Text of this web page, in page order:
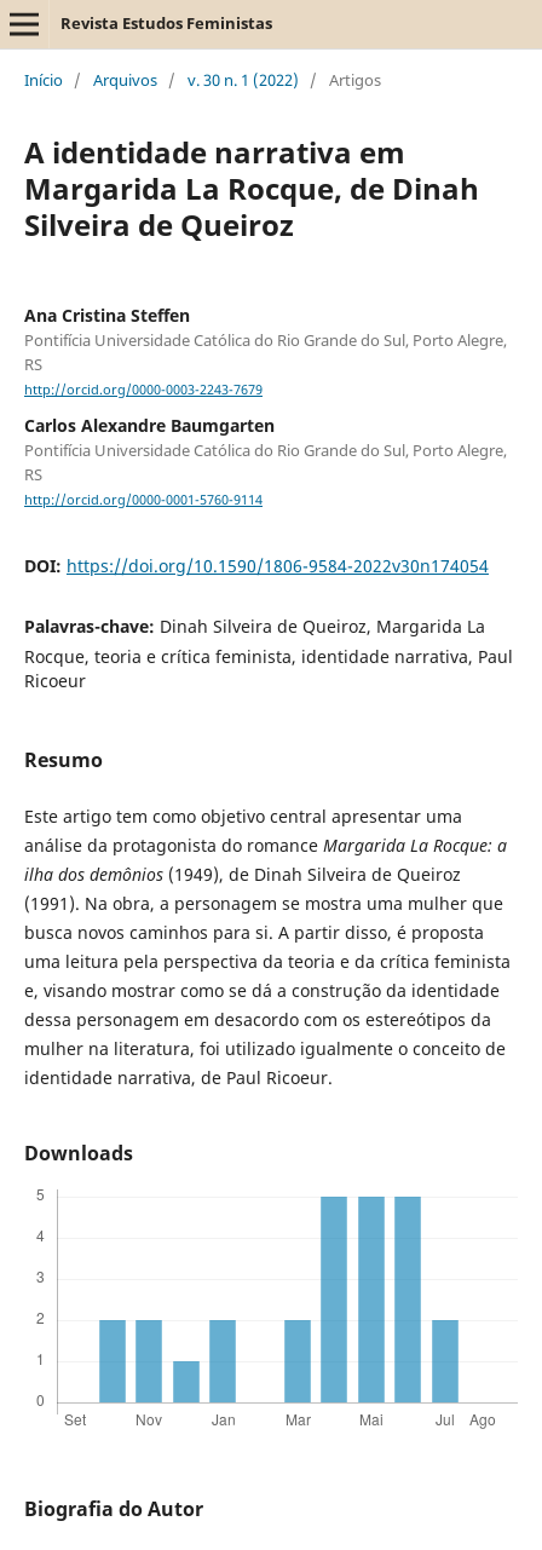
Revista Estudos Feministas
Início / Arquivos / v. 30 n. 1 (2022) / Artigos
A identidade narrativa em
Margarida La Rocque, de Dinah
Silveira de Queiroz
Ana Cristina Steffen
Pontifícia Universidade Católica do Rio Grande do Sul, Porto Alegre,
RS
http://orcid.org/0000-0003-2243-7679
Carlos Alexandre Baumgarten
Pontifícia Universidade Católica do Rio Grande do Sul, Porto Alegre,
RS
http://orcid.org/0000-0001-5760-9114
DOI: https://doi.org/10.1590/1806-9584-2022v30n174054
Palavras-chave: Dinah Silveira de Queiroz, Margarida La
Rocque, teoria e crítica feminista, identidade narrativa, Paul
Ricoeur
Resumo
Este artigo tem como objetivo central apresentar uma
análise da protagonista do romance Margarida La Rocque: a
ilha dos demônios(1949), de Dinah Silveira de Queiroz
(1991). Na obra, a personagem se mostra uma mulher que
busca novos caminhos para si. A partir disso, é proposta
uma leitura pela perspectiva da teoria e da crítica feminista
e, visando mostrar como se dá a construção da identidade
dessa personagem em desacordo com os estereótipos da
mulher na literatura, foi utilizado igualmente o conceito de
identidade narrativa, de Paul Ricoeur.
Downloads
Biografia do Autor